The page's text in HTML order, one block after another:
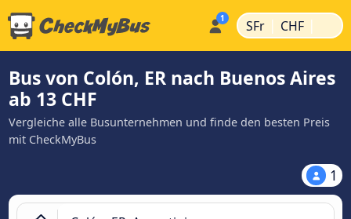
SFr | CHF |
Bus von Colón, ER nach Buenos Aires
ab 13 CHF
Vergleiche alle Busunternehmen und finde den besten Preis
mit CheckMyBus
1